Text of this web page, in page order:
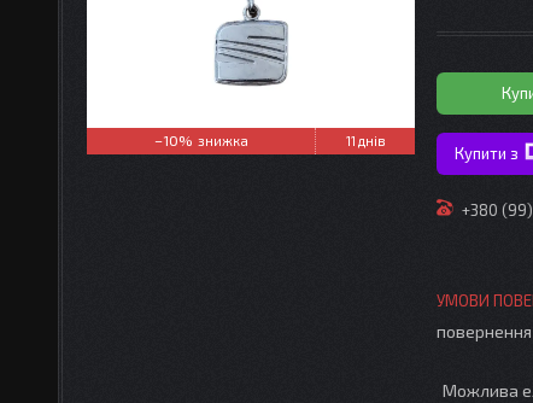
–10% 11 днів
Купити з
+380
повернення